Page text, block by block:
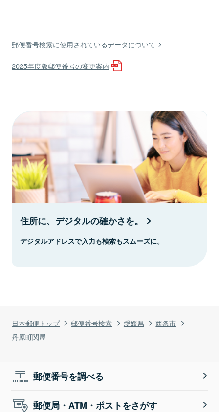
日本郵便トップ 郵便番号検索 愛媛県
西条市
丹原町関屋
郵便番号検索に使用されているデータについて
2025年度版郵便番号の変更案内
住所に、デジタルの確かさを。
デジタルアドレスで入力も検索もスムーズに。
郵便番号を調べる
郵便局・ATM・ポストをさがす